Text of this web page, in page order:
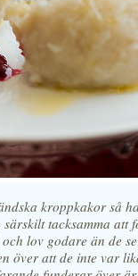
kroppkakor så
tacksamma att
lov godare än de
över att de inte var